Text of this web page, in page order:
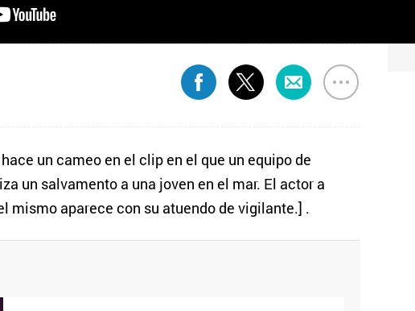
un cameo en el clip en el que un equipo de
un salvamento a una joven en el mar. El actor a
mismo aparece con su atuendo de vigilante.] .